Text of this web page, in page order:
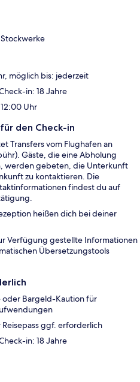
möglich bis: jederzeit
in: 18 Jahre
Uhr
den Check-in
Transfers vom Flughafen an
Gäste, die eine Abholung
werden gebeten, die Unterkunft
zu kontaktieren. Die
findest du auf
heißen dich bei deiner
Verfügung gestellte Informationen
Übersetzungstools
oder Bargeld-Kaution für
Reisepass ggf. erforderlich
in: 18 Jahre